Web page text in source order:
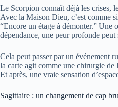
Le Scorpion connaît déjà les crises,
Avec la Maison Dieu, c’est comme
“Encore un étage à démonter.” Une
dépendance, une peur profonde peut
Cela peut passer par un événement
la carte agit comme une chirurgie de
Et après, une vraie sensation
Sagittaire : un changement de cap